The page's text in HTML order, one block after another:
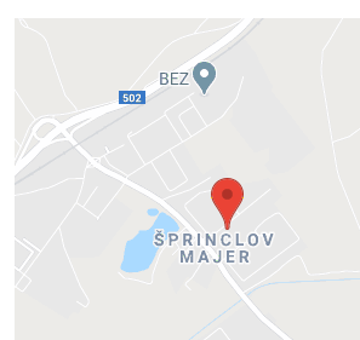
Externý obsah je blokovaný
Prajete si načítať externý obsah?
Povoliť tentokrát
Povoliť a zapamätať - súhlas s druhom
cookie: Funkčné